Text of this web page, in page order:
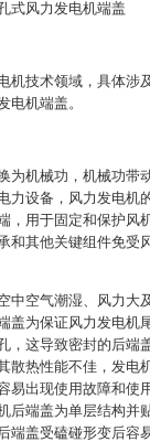
式风力发电机端盖
机技术领域，具体涉
电机端盖。
为机械功，机械功带
力设备，风力发电机
，用于固定和保护风
和其他关键组件免受
中空气潮湿、风力大
盖为保证风力发电机
，这导致密封的后端
散热性能不佳，发电
易出现使用故障和使
后端盖为单层结构并
端盖受磕碰形变后容